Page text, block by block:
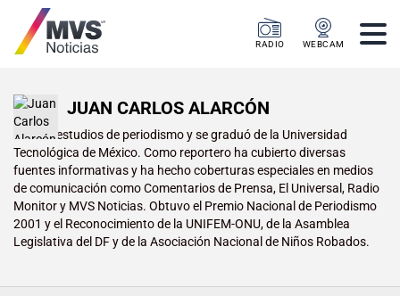
RADIO WEBCAM
JUAN CARLOS ALARCÓN
Realizó estudios de periodismo y se graduó de la Universidad
Tecnológica de México. Como reportero ha cubierto diversas
fuentes informativas y ha hecho coberturas especiales en medios
de comunicación como Comentarios de Prensa, El Universal, Radio
Monitor y MVS Noticias. Obtuvo el Premio Nacional de Periodismo
2001 y el Reconocimiento de la UNIFEM-ONU, de la Asamblea
Legislativa del DF y de la Asociación Nacional de Niños Robados.